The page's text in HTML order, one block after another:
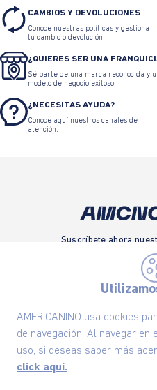
AMERICANINO usa cookies
de navegación. Al navegar en
uso, si deseas saber más
click aquí.
CAMBIOS Y DEVOLUCIONES
Conoce nuestras políticas y gestiona
tu cambio o devolución.
¿QUIERES SER UNA
Sé parte de una marca reconocida y
modelo de negocio exitoso.
¿NECESITAS AYUDA?
Conoce aquí nuestros canales de
atención.
Suscríbete ahora
las ofertas
Nuestra Marca